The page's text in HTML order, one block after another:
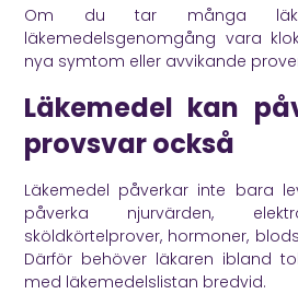
Om du tar många
läkemedelsgenomgång vara
nya symtom eller avvikande
Läkemedel kan
provsvar också
Läkemedel påverkar inte bara
påverka njurvärden,
sköldkörtelprover, hormoner,
Därför behöver läkaren ibland
med läkemedelslistan bredvid.